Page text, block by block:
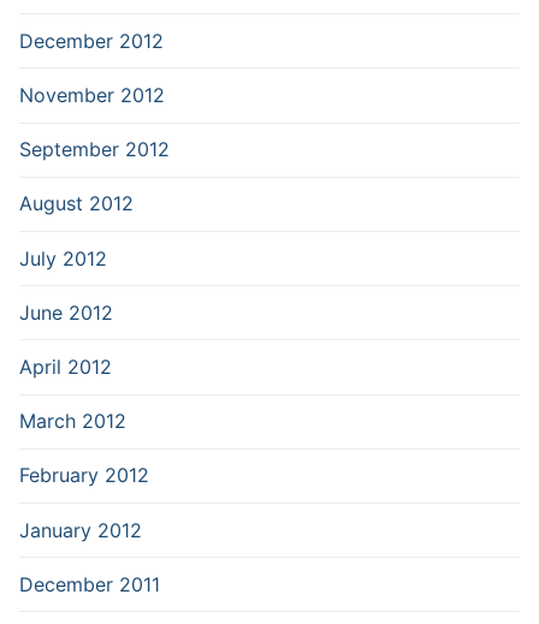
December 2012
November 2012
September 2012
August 2012
July 2012
June 2012
April 2012
March 2012
February 2012
January 2012
December 2011